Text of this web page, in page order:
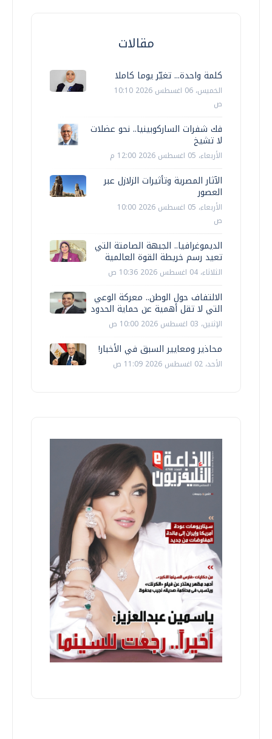
مقالات
كلمة واحدة... تغيّر يوما كاملا
الخميس، 06 اغسطس 2026 10:10
ص
فك شفرات الساركوبينيا.. نحو عضلات
لا تشيخ
الأربعاء، 05 اغسطس 2026 12:00 م
الآثار المصرية وتأثيرات الزلازل عبر
العصور
الأربعاء، 05 اغسطس 2026 10:00
ص
الديموغرافيا.. الجبهة الصامتة التي
تعيد رسم خريطة القوة العالمية
الثلاثاء، 04 اغسطس 2026 10:36 ص
الالتفاف حول الوطن.. معركة الوعي
التي لا تقل أهمية عن حماية الحدود
الإثنين، 03 اغسطس 2026 10:00 ص
محاذير ومعايير السبق في الأخبار!
الأحد، 02 اغسطس 2026 11:09 ص